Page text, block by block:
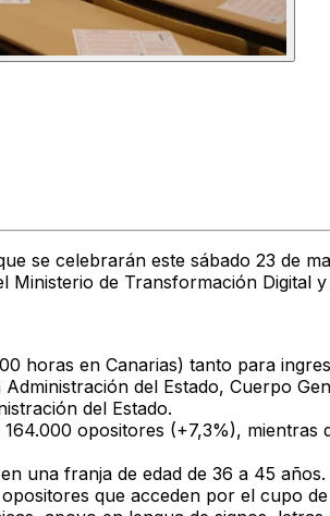
se celebrarán este sábado 23 de
de Transformación Digital
horas en Canarias) tanto para
del Estado, Cuerpo
del Estado.
164.000 opositores (+7,3%), mientras
una franja de edad de 36 a 45 años.
que acceden por el cupo